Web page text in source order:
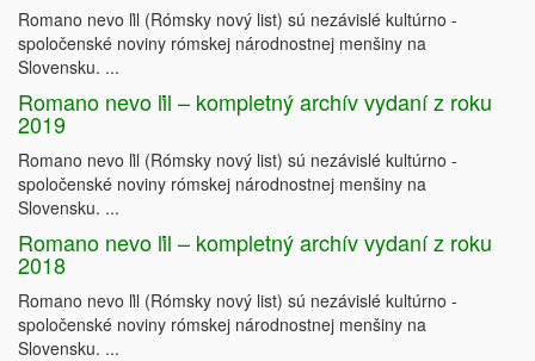
nesie plnú zodpovednosť editor aautori jednotlivých textov. Vžiadnom prípade nie je možné
považovať túto publikáciu za vyjadrenie postojov Európskej únie alebo iných donorov.
Romano nevo ľil (Rómsky nový list) sú nezávislé kultúrno -
spoločenské noviny rómskej národnostnej menšiny na
Slovensku. ...
Romano nevo ľil – kompletný archív vydaní z roku
2019
Romano nevo ľil (Rómsky nový list) sú nezávislé kultúrno -
spoločenské noviny rómskej národnostnej menšiny na
Slovensku. ...
Romano nevo ľil – kompletný archív vydaní z roku
2018
Romano nevo ľil (Rómsky nový list) sú nezávislé kultúrno -
spoločenské noviny rómskej národnostnej menšiny na
Slovensku. ...